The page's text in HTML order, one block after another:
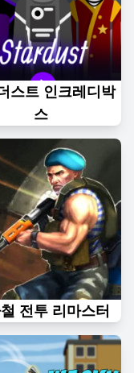
스트 인크레디박
스
전투 리마스터